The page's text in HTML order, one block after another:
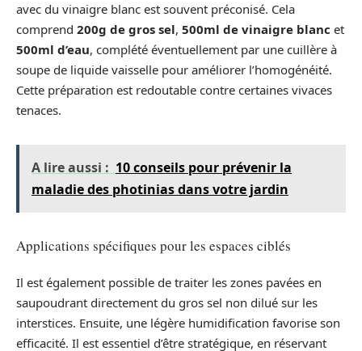
avec du vinaigre blanc est souvent préconisé. Cela
comprend 200g de gros sel, 500ml de vinaigre blanc et
500ml d’eau, complété éventuellement par une cuillère à
soupe de liquide vaisselle pour améliorer l’homogénéité.
Cette préparation est redoutable contre certaines vivaces
tenaces.
A lire aussi : 10 conseils pour prévenir la
maladie des photinias dans votre jardin
Applications spécifiques pour les espaces ciblés
Il est également possible de traiter les zones pavées en
saupoudrant directement du gros sel non dilué sur les
interstices. Ensuite, une légère humidification favorise son
efficacité. Il est essentiel d’être stratégique, en réservant